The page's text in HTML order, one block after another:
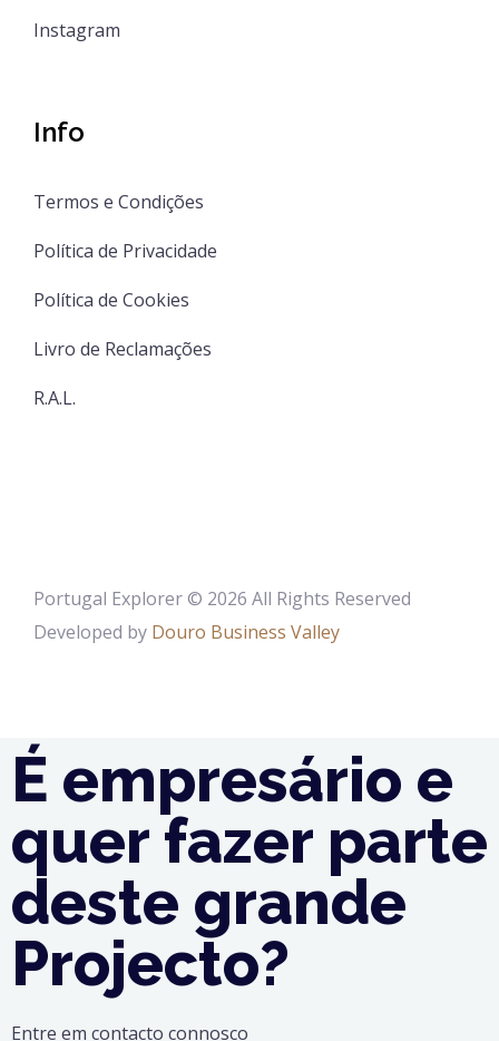
Instagram
Info
Termos e Condições
Política de Privacidade
Política de Cookies
Livro de Reclamações
R.A.L.
Portugal Explorer © 2026 All Rights Reserved
Developed by Douro Business Valley
É empresário e
quer fazer parte
deste grande
Projecto?
Entre em contacto connosco